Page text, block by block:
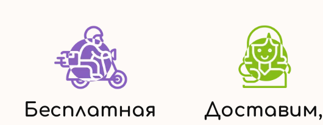
Бесплатная
Доставим,